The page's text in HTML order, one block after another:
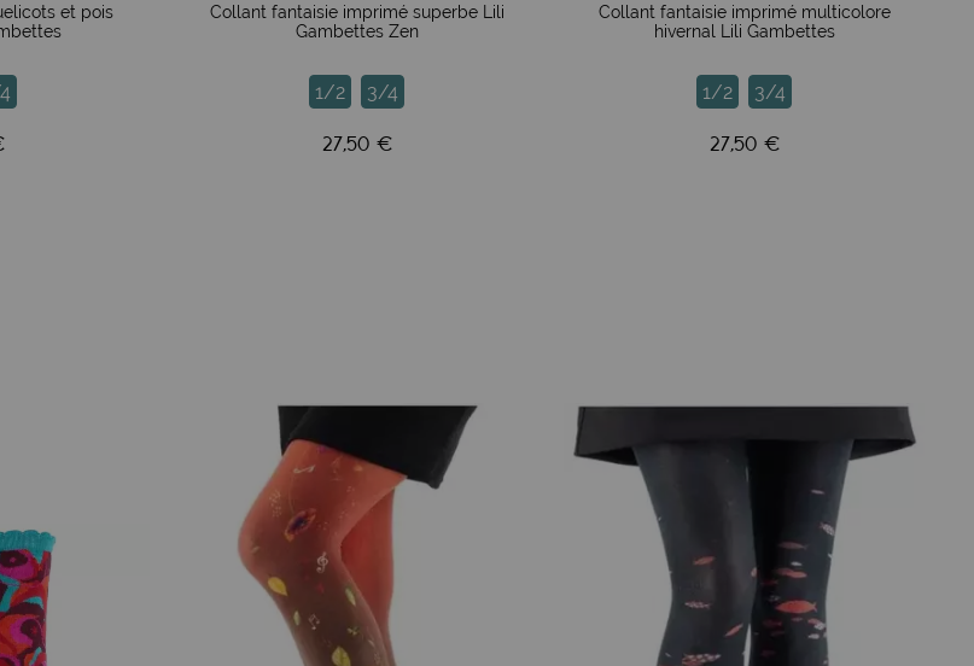
et pois
Collant fantaisie imprimé superbe Lili
Gambettes Zen
1/2 3/4
27,50 €
Collant fantaisie imprimé multicolore
hivernal Lili Gambettes
1/2 3/4
27,50 €